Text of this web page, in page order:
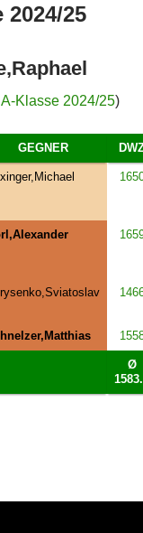
25
A-Klasse 2024/25)
GEGNER
Ø